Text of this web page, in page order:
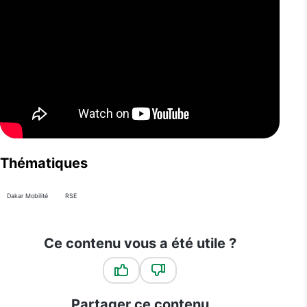
Thématiques
Dakar Mobilité RSE
Ce contenu vous a été utile ?